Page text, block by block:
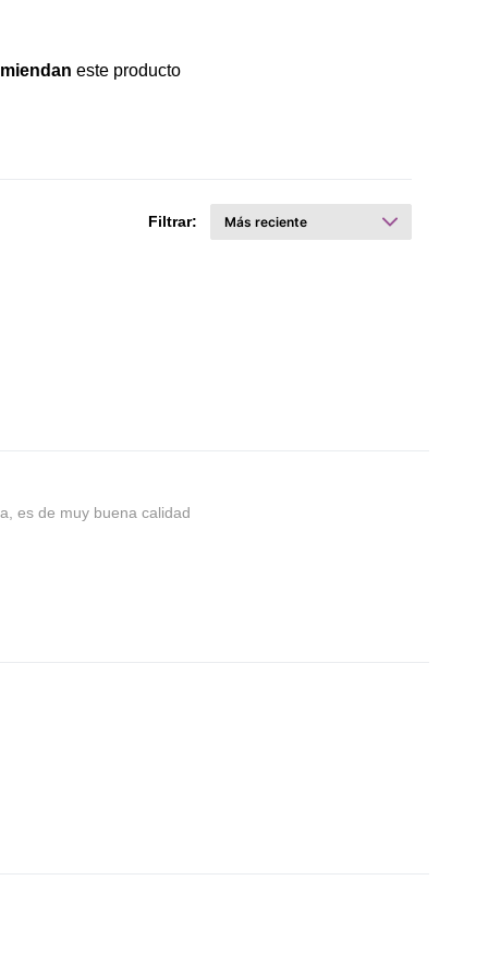
este producto
Filtrar:
es de muy buena calidad